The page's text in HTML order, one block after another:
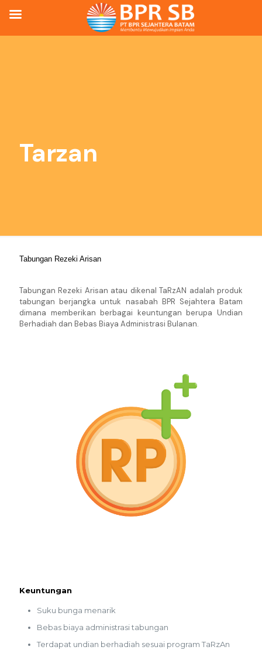
Tarzan
Tabungan Rezeki Arisan
Tabungan Rezeki Arisan atau dikenal TaRzAN adalah produk
tabungan berjangka untuk nasabah BPR Sejahtera Batam
dimana memberikan berbagai keuntungan berupa Undian
Berhadiah dan Bebas Biaya Administrasi Bulanan.
Keuntungan
Suku bunga menarik
Bebas biaya administrasi tabungan
Terdapat undian berhadiah sesuai program TaRzAn